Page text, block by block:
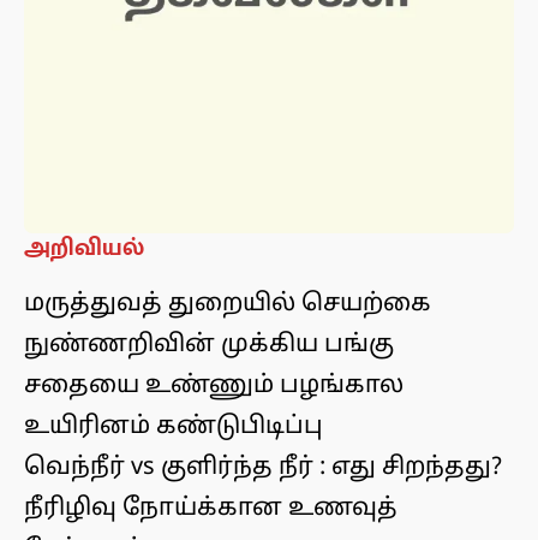
அறிவியல்
மருத்துவத் துறையில் செயற்கை
நுண்ணறிவின் முக்கிய பங்கு
சதையை உண்ணும் பழங்கால
உயிரினம் கண்டுபிடிப்பு
வெந்நீர் vs குளிர்ந்த நீர் : எது சிறந்தது?
நீரிழிவு நோய்க்கான உணவுத்